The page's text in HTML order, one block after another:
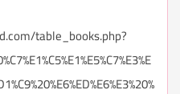
table_books.php?